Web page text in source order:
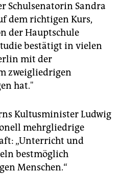
Schulsenatorin Sandra
dem richtigen Kurs,
der Hauptschule
bestätigt in vielen
mit der
zweigliedrigen
hat."
Kultusminister Ludwig
mehrgliedrige
„Unterricht und
bestmöglich
Menschen.“